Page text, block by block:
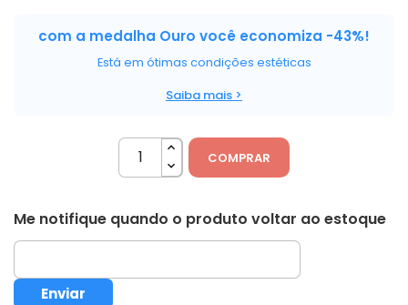
com a medalha Ouro você economiza -43%!
Está em ótimas condições estéticas
Saiba mais >
COMPRAR
Me notifique quando o produto voltar ao estoque